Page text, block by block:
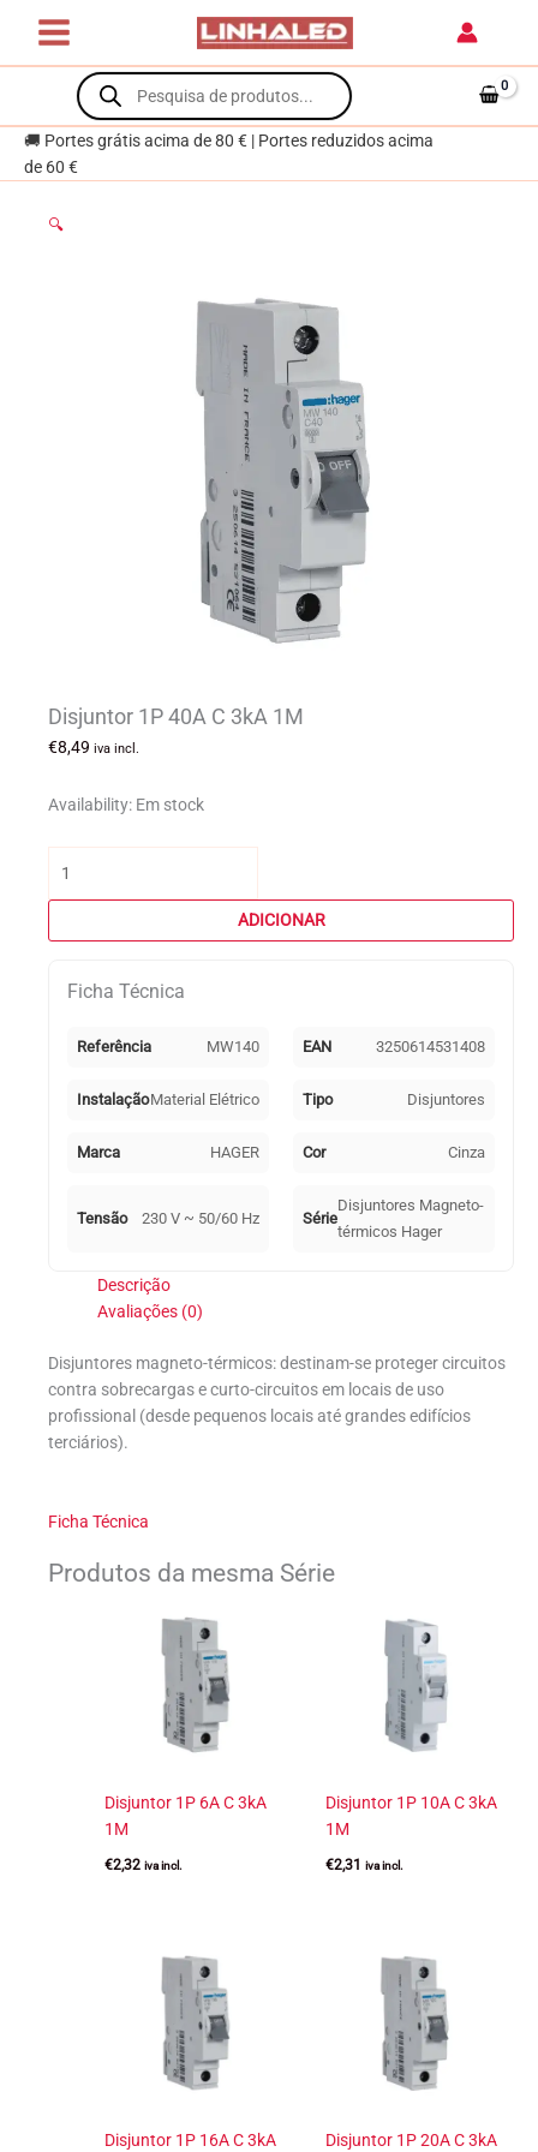
content
Products
search
🚚 Portes grátis acima de 80 € | Portes reduzidos acima
de 60 €
🔍
Disjuntor 1P 40A C 3kA 1M
€8,49 iva incl.
Availability: Em stock
1P
ADICIONAR
Ficha Técnica
Referência MW140 EAN 3250614531408
InstalaçãoMaterial Elétrico Tipo Disjuntores
Marca HAGER Cor Cinza
Tensão 230 V ~ 50/60 Hz Série
Disjuntores Magneto-
térmicos Hager
Descrição
Avaliações (0)
Disjuntores magneto-térmicos: destinam-se proteger circuitos
contra sobrecargas e curto-circuitos em locais de uso
profissional (desde pequenos locais até grandes edifícios
terciários).
Ficha Técnica
Produtos da mesma Série
Disjuntor 1P 6A C 3kA
1M
€2,32 iva incl.
Disjuntor 1P 10A C 3kA
1M
€2,31 iva incl.
Disjuntor 1P 16A C 3kA Disjuntor 1P 20A C 3kA
1P
40A
1M